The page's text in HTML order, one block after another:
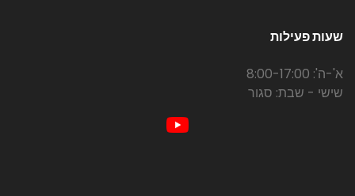
שעות פעילות
א'-ה': 8:00-17:00
שישי - שבת: סגור